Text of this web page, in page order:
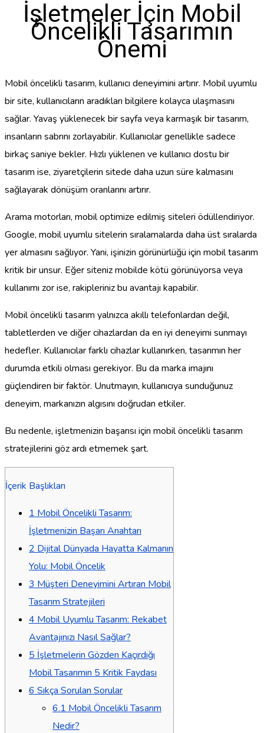
İşletmeler İçin Mobil
Öncelikli Tasarımın
Önemi
Mobil öncelikli tasarım, kullanıcı deneyimini artırır. Mobil uyumlu
bir site, kullanıcıların aradıkları bilgilere kolayca ulaşmasını
sağlar. Yavaş yüklenecek bir sayfa veya karmaşık bir tasarım,
insanların sabrını zorlayabilir. Kullanıcılar genellikle sadece
birkaç saniye bekler. Hızlı yüklenen ve kullanıcı dostu bir
tasarım ise, ziyaretçilerin sitede daha uzun süre kalmasını
sağlayarak dönüşüm oranlarını artırır.
Arama motorları, mobil optimize edilmiş siteleri ödüllendiriyor.
Google, mobil uyumlu sitelerin sıralamalarda daha üst sıralarda
yer almasını sağlıyor. Yani, işinizin görünürlüğü için mobil tasarım
kritik bir unsur. Eğer siteniz mobilde kötü görünüyorsa veya
kullanımı zor ise, rakipleriniz bu avantajı kapabilir.
Mobil öncelikli tasarım yalnızca akıllı telefonlardan değil,
tabletlerden ve diğer cihazlardan da en iyi deneyimi sunmayı
hedefler. Kullanıcılar farklı cihazlar kullanırken, tasarımın her
durumda etkili olması gerekiyor. Bu da marka imajını
güçlendiren bir faktör. Unutmayın, kullanıcıya sunduğunuz
deneyim, markanızın algısını doğrudan etkiler.
Bu nedenle, işletmenizin başarısı için mobil öncelikli tasarım
stratejilerini göz ardı etmemek şart.
İçerik Başlıkları
1 Mobil Öncelikli Tasarım:
İşletmenizin Başarı Anahtarı
2 Dijital Dünyada Hayatta Kalmanın
Yolu: Mobil Öncelik
3 Müşteri Deneyimini Artıran Mobil
Tasarım Stratejileri
4 Mobil Uyumlu Tasarım: Rekabet
Avantajınızı Nasıl Sağlar?
5 İşletmelerin Gözden Kaçırdığı
Mobil Tasarımın 5 Kritik Faydası
6 Sıkça Sorulan Sorular
6.1 Mobil Öncelikli Tasarım
Nedir?